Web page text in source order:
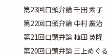
第23回口頭弁論 千田 素子
第22回口頭弁論 中村 廣治
第21回口頭弁論 植田 英隆
第20回口頭弁論 三上めぐる